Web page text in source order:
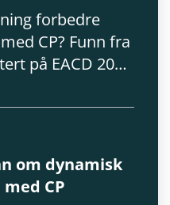
forbedre
CP? Funn fra
på EACD 2026
om dynamisk
CP